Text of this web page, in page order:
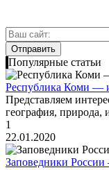
Популярные статьи
Республика Коми —
Представляем
география, природа,
1
22.01.2020
Заповедники